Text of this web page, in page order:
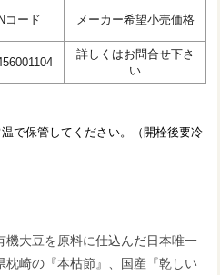
コード メーカー希望小売価格
詳しくはお問合せ下さ
い
で保管してください。（開栓後要冷
大豆を原料に仕込んだ日本唯一
崎の『本枯節』、国産『乾しい